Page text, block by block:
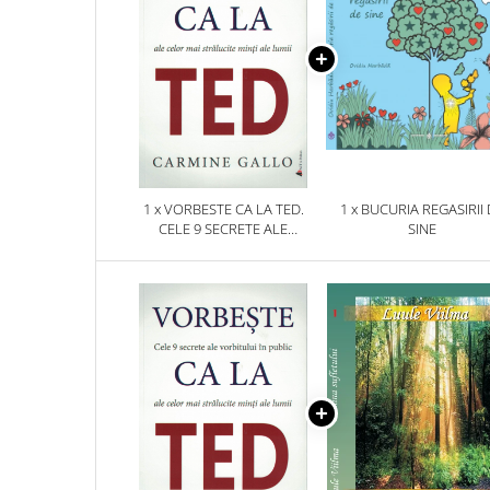
1 x VORBESTE CA LA TED.
CELE 9 SECRETE ALE
CELOR MAI STRALUCITE MINTI
ALE LUMII
1 x BUCURIA REGASIRII
SINE